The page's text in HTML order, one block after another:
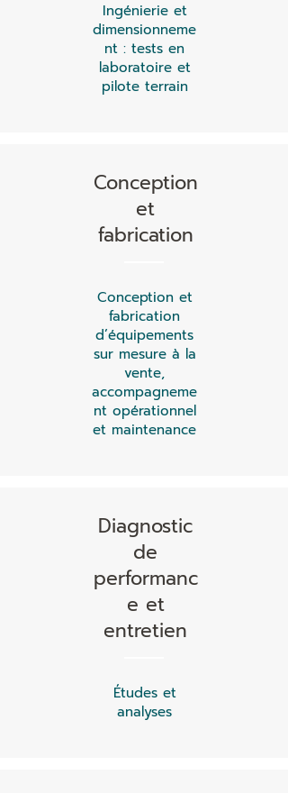
Ingénierie et
dimensionneme
nt : tests en
laboratoire et
pilote terrain
Conception
et
fabrication
Conception et
fabrication
d’équipements
sur mesure à la
vente,
accompagneme
nt opérationnel
et maintenance
Diagnostic
de
performanc
e et
entretien
Études et
analyses